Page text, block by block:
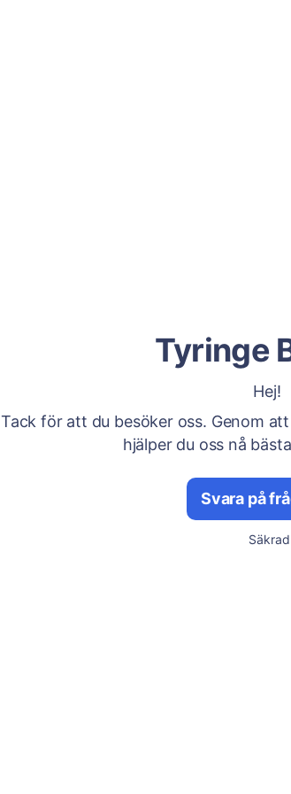
Tyringe
Hej!
Tack för att du besöker oss. Genom
hjälper du oss nå
Svara på
Säkrad